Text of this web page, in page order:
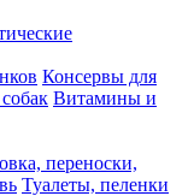
Консервы для
Витамины и
переноски,
Туалеты, пеленки